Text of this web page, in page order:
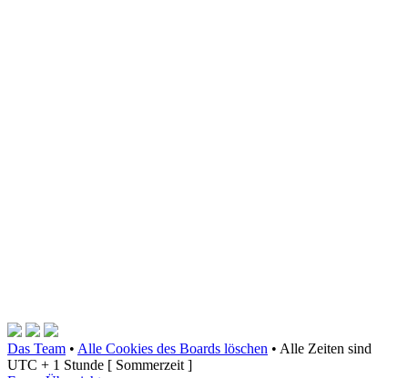
Das Team • Alle Cookies des Boards löschen • Alle Zeiten sind
UTC + 1 Stunde [ Sommerzeit ]